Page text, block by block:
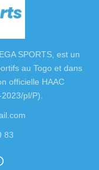
SPORTS, est un
au Togo et dans
officielle HAAC
pl/P).
83